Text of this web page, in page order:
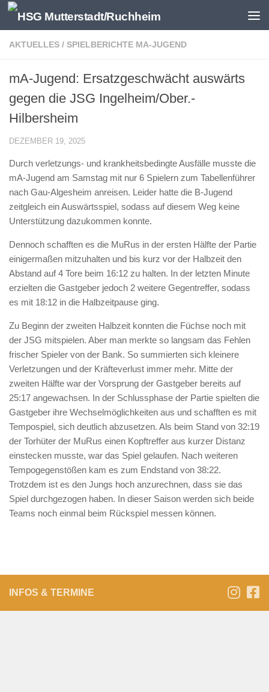
Zum Inhalt springen
AKTUELLES / SPIELBERICHTE MA-JUGEND
mA-Jugend: Ersatzgeschwächt auswärts
gegen die JSG Ingelheim/Ober.-
Hilbersheim
DEZEMBER 19, 2025
Durch verletzungs- und krankheitsbedingte Ausfälle musste die
mA-Jugend am Samstag mit nur 6 Spielern zum Tabellenführer
nach Gau-Algesheim anreisen. Leider hatte die B-Jugend
zeitgleich ein Auswärtsspiel, sodass auf diesem Weg keine
Unterstützung dazukommen konnte.
Dennoch schafften es die MuRus in der ersten Hälfte der Partie
einigermaßen mitzuhalten und bis kurz vor der Halbzeit den
Abstand auf 4 Tore beim 16:12 zu halten. In der letzten Minute
erzielten die Gastgeber jedoch 2 weitere Gegentreffer, sodass
es mit 18:12 in die Halbzeitpause ging.
Zu Beginn der zweiten Halbzeit konnten die Füchse noch mit
der JSG mitspielen. Aber man merkte so langsam das Fehlen
frischer Spieler von der Bank. So summierten sich kleinere
Verletzungen und der Kräfteverlust immer mehr. Mitte der
zweiten Hälfte war der Vorsprung der Gastgeber bereits auf
25:17 angewachsen. In der Schlussphase der Partie spielten die
Gastgeber ihre Wechselmöglichkeiten aus und schafften es mit
Tempospiel, sich deutlich abzusetzen. Als beim Stand von 32:19
der Torhüter der MuRus einen Kopftreffer aus kurzer Distanz
einstecken musste, war das Spiel gelaufen. Nach weiteren
Tempogegenstößen kam es zum Endstand von 38:22.
Trotzdem ist es den Jungs hoch anzurechnen, dass sie das
Spiel durchgezogen haben. In dieser Saison werden sich beide
Teams noch einmal beim Rückspiel messen können.
INFOS & TERMINE